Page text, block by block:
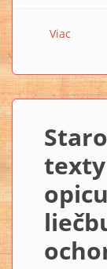
Viac